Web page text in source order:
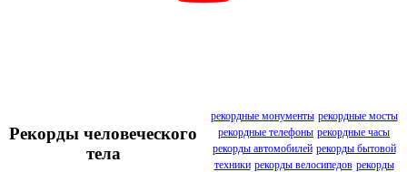
Рекорды человеческого
тела
рекордные монументы рекордные мосты
рекордные телефоны рекордные часы
рекорды автомобилей рекорды бытовой
техники рекорды велосипедов рекорды